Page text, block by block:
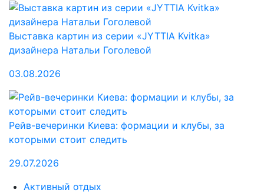
Выставка картин из серии «JYTTIA Kvitka»
дизайнера Натальи Гоголевой
03.08.2026
Рейв-вечеринки Киева: формации и клубы, за
которыми стоит следить
29.07.2026
Активный отдых